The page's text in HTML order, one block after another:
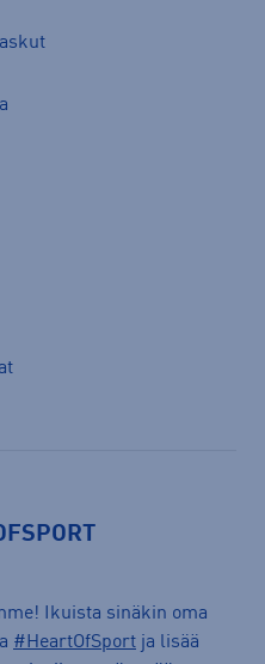
Ikuista sinäkin oma
#HeartOfSport ja lisää